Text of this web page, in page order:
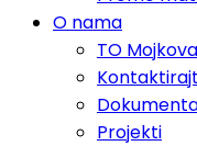
O nama
TO
Projekti